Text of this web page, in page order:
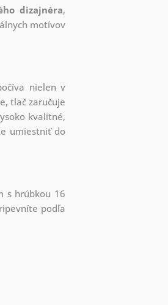
dizajnéra,
motívov
nielen v
tlač zaručuje
kvalitné,
umiestniť do
s hrúbkou 16
podľa